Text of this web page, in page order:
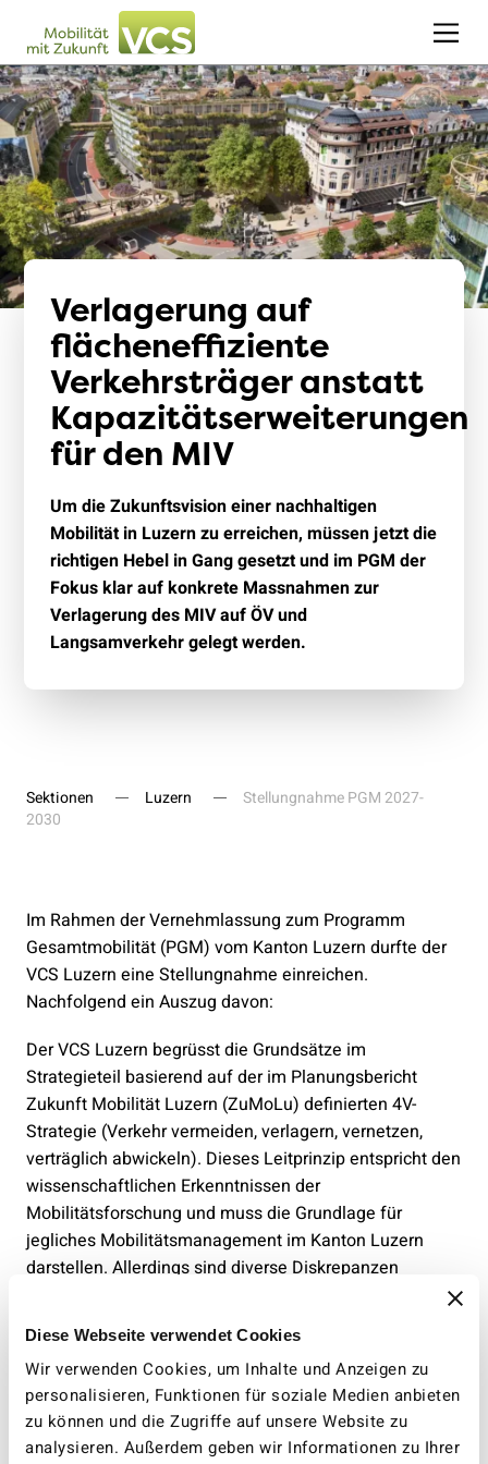
Diese Webseite verwendet Cookies
Wir verwenden Cookies, um Inhalte und Anzeigen zu
personalisieren, Funktionen für soziale Medien anbieten
zu können und die Zugriffe auf unsere Website zu
analysieren. Außerdem geben wir Informationen zu Ihrer
Verlagerung auf
flächeneffiziente
Verkehrsträger anstatt
Kapazitätserweiterungen
für den MIV
Um die Zukunftsvision einer nachhaltigen
Mobilität in Luzern zu erreichen, müssen jetzt die
richtigen Hebel in Gang gesetzt und im PGM der
Fokus klar auf konkrete Massnahmen zur
Verlagerung des MIV auf ÖV und
Langsamverkehr gelegt werden.
Sektionen Luzern
Stellungnahme PGM 2027-
2030
Im Rahmen der Vernehmlassung zum Programm
Gesamtmobilität (PGM) vom Kanton Luzern durfte der
VCS Luzern eine Stellungnahme einreichen.
Nachfolgend ein Auszug davon:
Der VCS Luzern begrüsst die Grundsätze im
Strategieteil basierend auf der im Planungsbericht
Zukunft Mobilität Luzern (ZuMoLu) definierten 4V-
Strategie (Verkehr vermeiden, verlagern, vernetzen,
verträglich abwickeln). Dieses Leitprinzip entspricht den
wissenschaftlichen Erkenntnissen der
Mobilitätsforschung und muss die Grundlage für
jegliches Mobilitätsmanagement im Kanton Luzern
darstellen. Allerdings sind diverse Diskrepanzen
auszumachen.
Kapazitätserweiterungen sind per se nicht mit ZuMoLu
vereinbar. Zumal dieser Ausbau primär dem
motorisierten Individualverkehr (MIV) zugutekommt.
Insgesamt wird das PGM dem V wie vermeiden zu